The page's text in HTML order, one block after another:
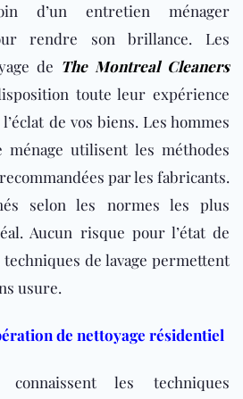
d’un entretien ménager
rendre son brillance. Les
de The Montreal Cleaners
toute leur expérience
de vos biens. Les hommes
utilisent les méthodes
par les fabricants.
selon les normes les plus
Aucun risque pour l’état de
de lavage permettent
usure.
de nettoyage résidentiel
connaissent les techniques